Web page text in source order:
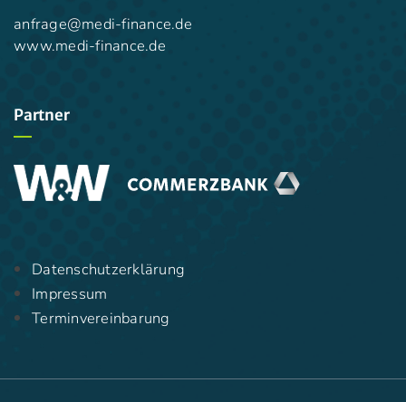
anfrage@medi-finance.de
www.medi-finance.de
Partner
Datenschutzerklärung
Impressum
Terminvereinbarung